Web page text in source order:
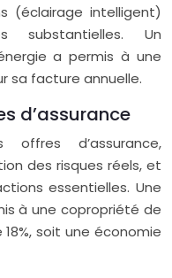
(éclairage intelligent)
substantielles. Un
a permis à une
sa facture annuelle.
d’assurance
offres d’assurance,
des risques réels, et
essentielles. Une
à une copropriété de
soit une économie